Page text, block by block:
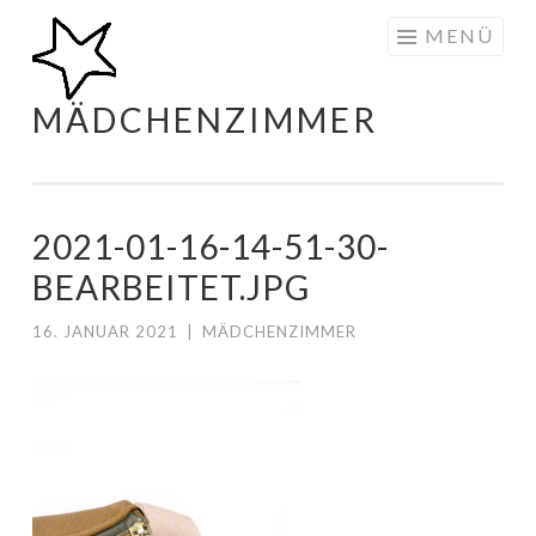
Zum
Inhalt
springen
MÄDCHENZIMMER
MENÜ
2021-01-16-14-51-30-
BEARBEITET.JPG
16. JANUAR 2021 MÄDCHENZIMMER